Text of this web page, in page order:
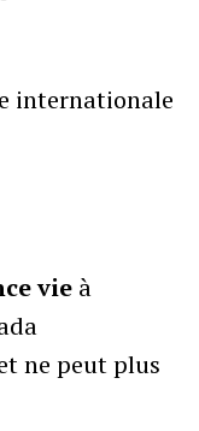
internationale
vie à
ne peut plus